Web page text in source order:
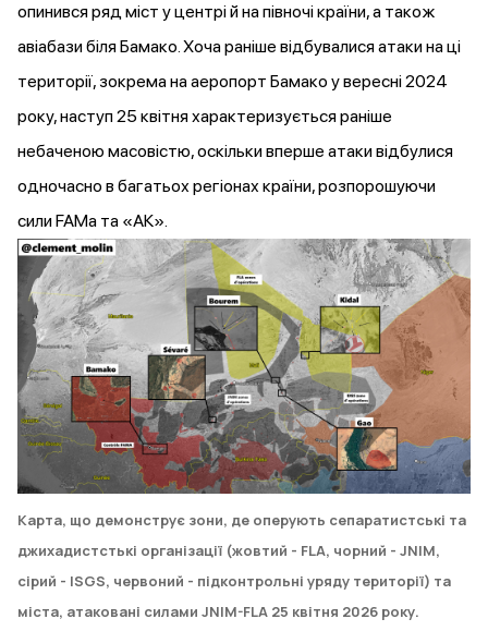
опинився ряд міст у центрі й на півночі країни, а також
авіабази біля Бамако. Хоча раніше відбувалисяатаки на ці
території, зокрема на аеропорт Бамако у вересні 2024
року, наступ 25 квітня характеризується раніше
небаченою масовістю, оскільки вперше атаки відбулися
одночасно в багатьох регіонах країни, розпорошуючи
сили FAMa та «АК».
Карта, що демонструє зони, де оперують сепаратистські та
джихадистстькі організації (жовтий - FLA, чорний - JNIM,
сірий - ISGS, червоний - підконтрольні уряду території) та
міста, атаковані силами JNIM-FLA 25 квітня 2026 року.